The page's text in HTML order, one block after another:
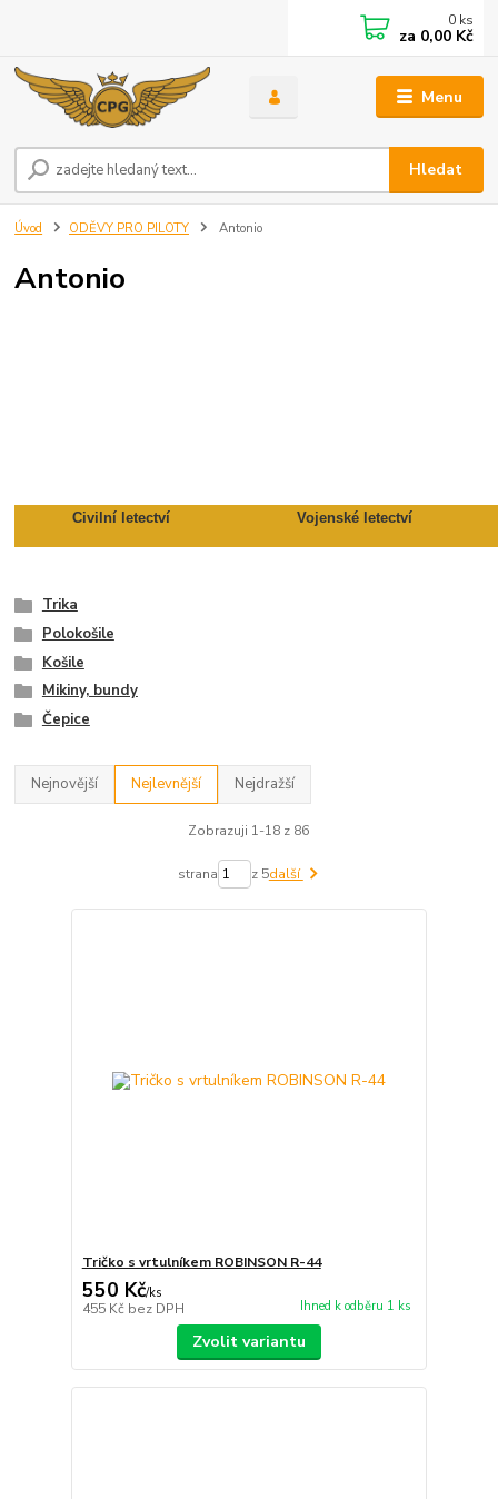
Menu
Hledat
0 ks
za 0,00 Kč
Úvod ODĚVY PRO PILOTY Antonio
Antonio
Civilní letectví Vojenské letectví
Trika
Polokošile
Košile
Mikiny, bundy
Čepice
Nejnovější Nejlevnější Nejdražší
Zobrazuji 1-18 z 86
strana z 5další
Tričko s vrtulníkem ROBINSON R-44
550 Kč/ks
455 Kč bez DPH Ihned k odběru 1 ks
Zvolit variantu